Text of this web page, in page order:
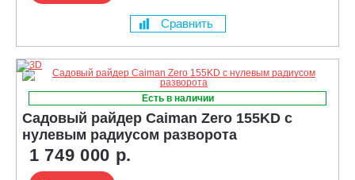
Сравнить
Есть в наличии
Садовый райдер Caiman Zero 155KD с
нулевым радиусом разворота
1 749 000 р.